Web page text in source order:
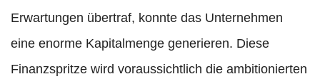
Erwartungen übertraf, konnte das Unternehmen
eine enorme Kapitalmenge generieren. Diese
Finanzspritze wird voraussichtlich die ambitionierten